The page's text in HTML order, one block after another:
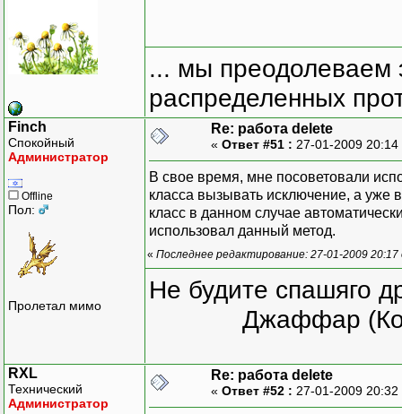
... мы преодолеваем
распределенных
Finch
Спокойный
Администратор
Offline
Пол:
Пролетал мимо
Re: работа delete
« Ответ #51 : 27-01-2009
В свое время, мне посоветовали
класса вызывать исключение, а уже
класс в данном случае
использовал данный метод.
« Последнее редактирование: 27-01-2009
Не будите спашяго
Джаффар
RXL
Технический
Администратор
Re: работа delete
« Ответ #52 : 27-01-2009